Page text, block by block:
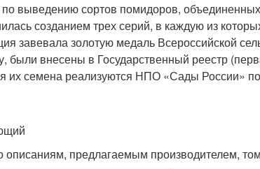
выведению сортов помидоров,
созданием трех серий, в каждую из
завевала золотую медаль Всероссийской
были внесены в Государственный реестр
их семена реализуются НПО «Сады России»
описаниям, предлагаемым производителем,